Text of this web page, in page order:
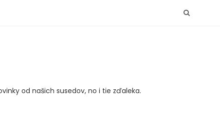
od našich susedov, no i tie zďaleka.